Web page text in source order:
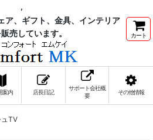
,
ア、ギフト、金具、インテリア
売しています。
カート
案内 店長日記
サポート会社概
要
その他情報
ュTV